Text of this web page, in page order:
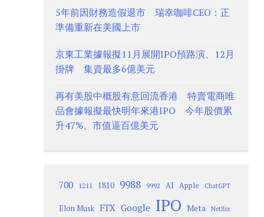
5年前因財務造假退市 瑞幸咖啡CEO：正
準備重新在美國上市
京東工業據報擬11月展開IPO預路演、12月
掛牌 集資最多6億美元
再有美股中概股有意回流香港 特賣電商唯
品會據報擬最快明年來港IPO 今年股價累
升47%、市值逼百億美元
700 1211 1810 9988 9992 AI Apple ChatGPT
Elon Musk FTX Google IPO Meta Netflix